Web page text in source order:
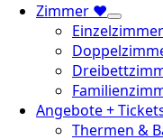
Zimmer ❤️
Einzelzimmer
Angebote +
Thermen &